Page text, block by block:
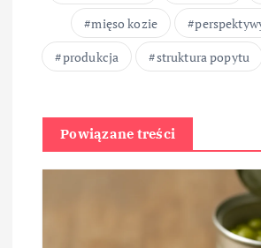
mięso kozie
produkcja
struktura popytu
Powiązane treści